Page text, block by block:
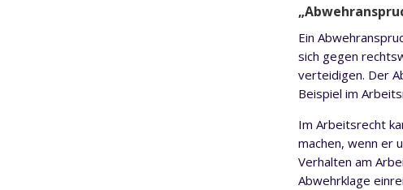
Ein
sich gegen
verteidigen. Der
Beispiel im
Im Arbeitsrecht
machen, wenn er
Verhalten am
Abwehrklage